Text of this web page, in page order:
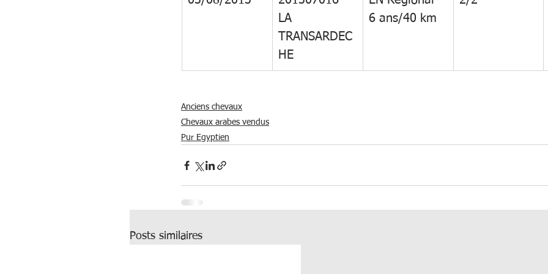
LA
TRANSARDEC
HE
6 ans/40 km
Anciens chevaux
Chevaux arabes vendus
Pur Egyptien
Posts similaires